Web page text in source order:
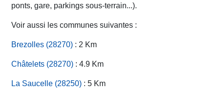
ponts, gare, parkings sous-terrain...).
Voir aussi les communes suivantes :
Brezolles (28270) : 2 Km
Châtelets (28270) : 4.9 Km
La Saucelle (28250) : 5 Km